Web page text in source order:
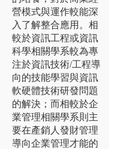
營模式與運作較能深
入了解整合應用。相
較於資訊工程或資訊
科學相關學系較為專
注於資訊技術/工程導
向的技能學習與資訊
軟硬體技術研發問題
的解決；而相較於企
業管理相關學系則主
要在產銷人發財管理
導向企業管理才能的